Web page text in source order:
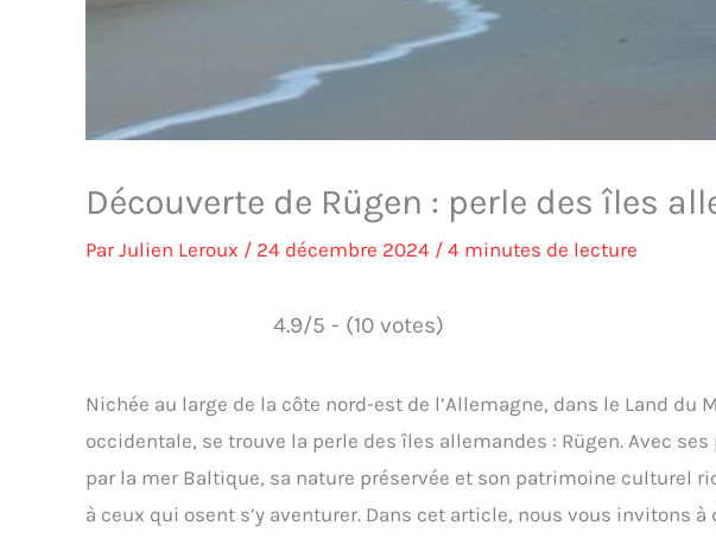
Découverte de Rügen : perle des îles
ParJulien Leroux / 24 décembre 2024 / 4 minutes de lecture
4.9/5 - (10 votes)
Nichée au large de la côte nord-est de l’Allemagne, dans le Land du
occidentale, se trouve la perle des îles allemandes : Rügen. Avec
par la mer Baltique, sa nature préservée et son patrimoine culturel
à ceux qui osent s’y aventurer. Dans cet article, nous vous invitons à